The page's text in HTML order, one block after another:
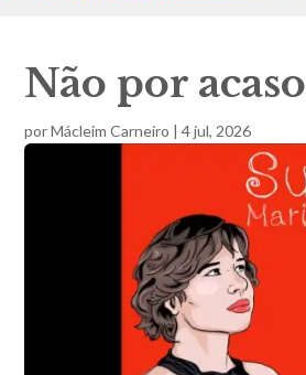
Não por acaso
porMácleim Carneiro |4 jul, 2026